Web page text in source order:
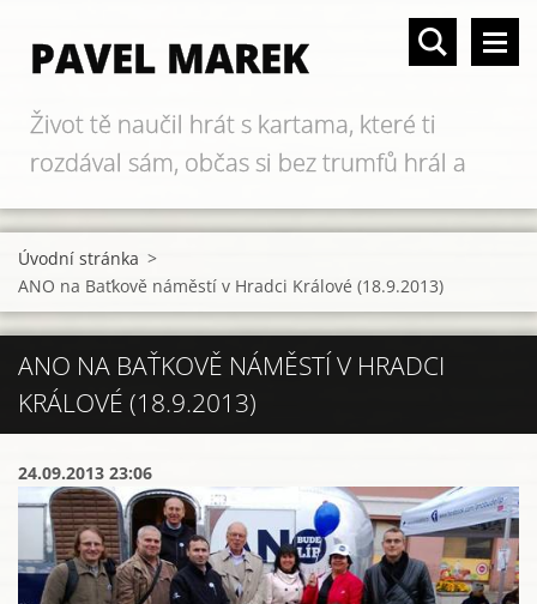
PAVEL MAREK
Život tě naučil hrát s kartama, které ti
rozdával sám, občas si bez trumfů hrál a
když si prohrál...
Úvodní stránka >
ANO na Baťkově náměstí v Hradci Králové (18.9.2013)
ANO NA BAŤKOVĚ NÁMĚSTÍ V HRADCI
KRÁLOVÉ (18.9.2013)
24.09.2013 23:06